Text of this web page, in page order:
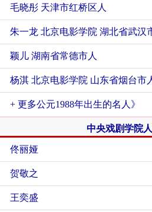
毛晓彤 天津市红桥区人
朱一龙 北京电影学院 湖北省武汉
颖儿 湖南省常德市人
杨淇 北京电影学院 山东省烟台市
+ 更多公元1988年出生的名人》
中央戏剧学院
佟丽娅
贺敬之
王奕盛